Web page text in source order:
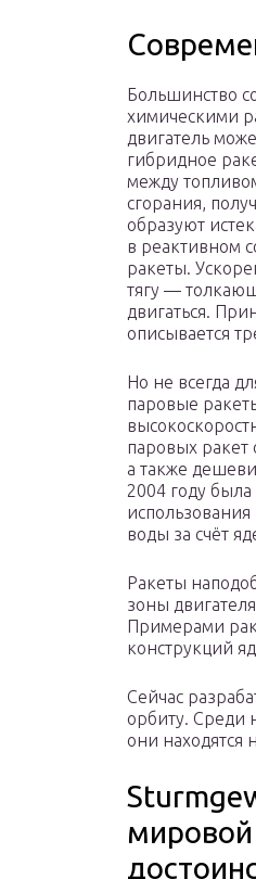
Большинство
химическими
двигатель
гибридное
между
сгорания,
образуют
в реактивном
ракеты.
тягу —
двигаться.
описывается
Но не всегда
паровые
паровых ракет
а также
2004 году
воды за счёт
Ракеты
зоны
Примерами
конструкций
Сейчас
орбиту. Среди
они находятся